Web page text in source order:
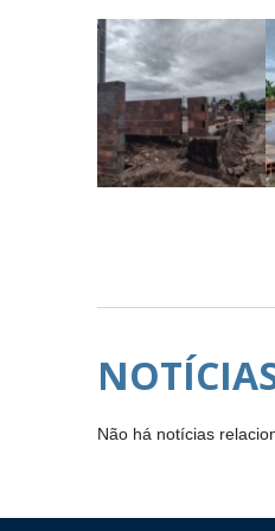
Não há notícias